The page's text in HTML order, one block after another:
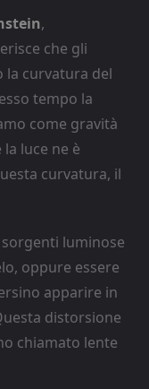
,
che gli
la curvatura del
tempo la
come gravità
luce ne è
curvatura, il
luminose
oppure essere
apparire in
distorsione
chiamato lente